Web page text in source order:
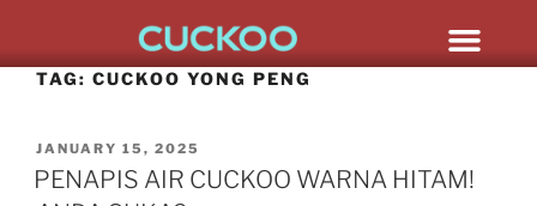
TAG: CUCKOO YONG PENG
JANUARY 15, 2025
PENAPIS AIR CUCKOO WARNA HITAM!